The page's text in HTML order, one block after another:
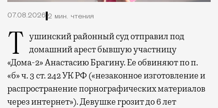
07.08.2026 2 мин. чтения
Тушинский районный суд отправил под домашний арест бывшую участницу
«Дома-2» Анастасию Брагину. Ее обвиняют по п.
«б» ч. 3 ст. 242 УК РФ («незаконное изготовление и
распространение порнографических материалов
через интернет»). Девушке грозит до 6 лет